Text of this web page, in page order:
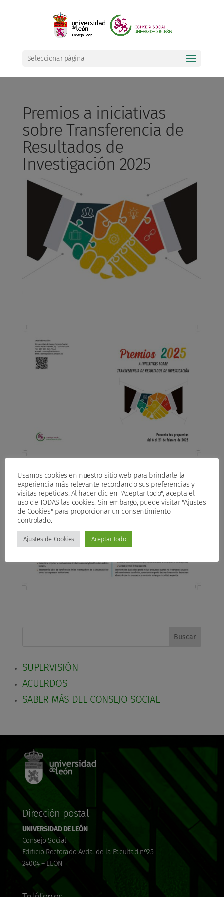
Seleccionar página
Premios a iniciativas
sobre Transferencia de
Resultados de
Investigación 2025
Buscar
SUPERVISIÓN
ACUERDOS
SABER MÁS DEL CONSEJO SOCIAL
Dirección postal
UNIVERSIDAD DE LEÓN
Consejo Social
Edificio Rectorado Avda. de la Facultad nº25
24004 – LEÓN
Usamos cookies en nuestro sitio web para brindarle la
experiencia más relevante recordando sus preferencias y
visitas repetidas. Al hacer clic en "Aceptar todo", acepta el
uso de TODAS las cookies. Sin embargo, puede visitar "Ajustes
de Cookies" para proporcionar un consentimiento
controlado.
Ajustes de Cookies Aceptar todo